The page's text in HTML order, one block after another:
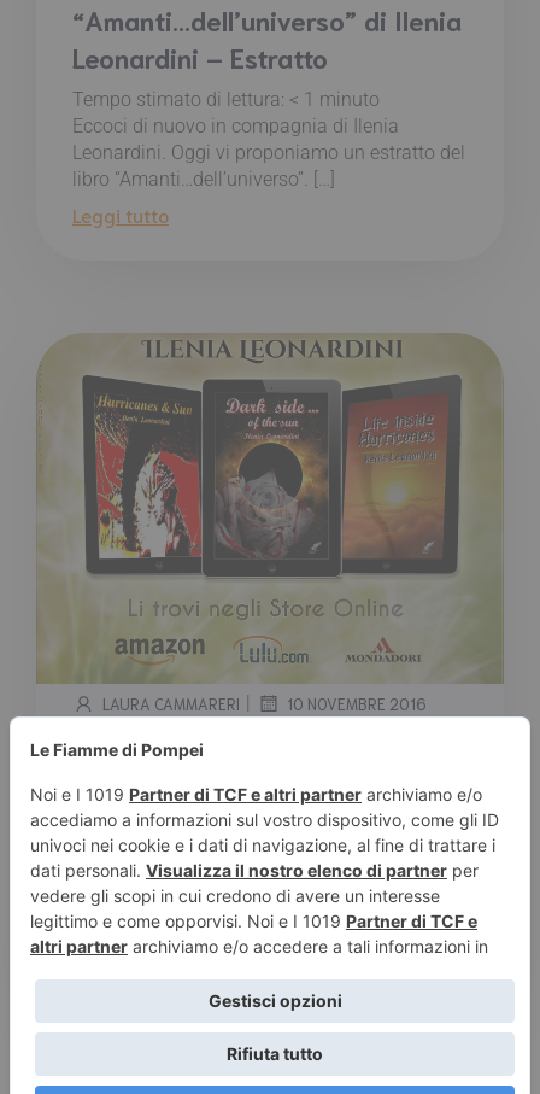
“Amanti…dell’universo” di Ilenia
Leonardini – Estratto
Tempo stimato di lettura: < 1 minuto
Eccoci di nuovo in compagnia di Ilenia
Leonardini. Oggi vi proponiamo un estratto del
libro “Amanti…dell’universo”. […]
Leggi tutto
LAURA CAMMARERI | 10 NOVEMBRE 2016
La trilogia noir di Ilenia
Leonardini – Estratti
Tempo stimato di lettura:< 1 minuto
Oggi vi parliamo della trilogia noir di Ilenia
Leonardini, autrice italiana con all’attivo molte
pubblicazioni disponibili […]
Leggi tutto